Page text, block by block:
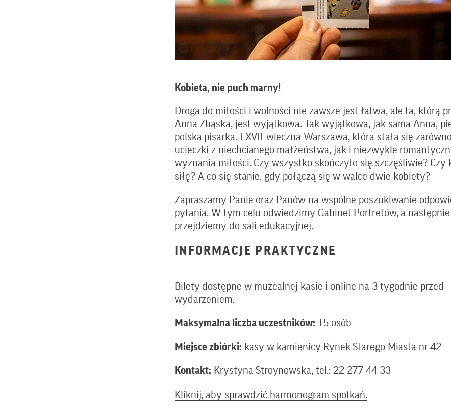
Kobieta, nie puch marny!
Droga do miłości i wolności nie zawsze jest łatwa, ale ta, którą
Anna Zbąska, jest wyjątkowa. Tak wyjątkowa, jak sama Anna,
polska pisarka. I XVII-wieczna Warszawa, która stała się
ucieczki z niechcianego małżeństwa, jak i niezwykle
wyznania miłości. Czy wszystko skończyło się szczęśliwie? Czy
siłę? A co się stanie, gdy połączą się w walce dwie kobiety?
Zapraszamy Panie oraz Panów na wspólne poszukiwanie
pytania. W tym celu odwiedzimy Gabinet Portretów, a następnie
przejdziemy do sali edukacyjnej.
INFORMACJE PRAKTYCZNE
Bilety dostępne w muzealnej kasie i online na 3 tygodnie przed
wydarzeniem.
Maksymalna liczba uczestników: 15 osób
Miejsce zbiórki: kasy w kamienicy Rynek Starego Miasta nr 42
Kontakt: Krystyna Stroynowska, tel.: 22 277 44 33
Kliknij, aby sprawdzić harmonogram spotkań.